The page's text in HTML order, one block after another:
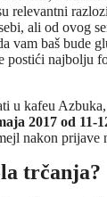
relevantni
ali od ovog
vam baš bude
postići najbolju
u kafeu
2017 od 11-
nakon prijave
trčanja?